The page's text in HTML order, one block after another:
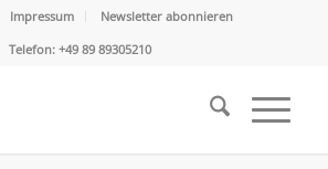
Impressum
Newsletter abonnieren
Telefon: +49 89 89305210